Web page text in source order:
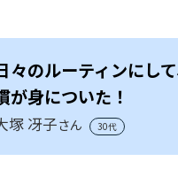
々のルーティンにし
が身についた！
塚 冴子さん 30代